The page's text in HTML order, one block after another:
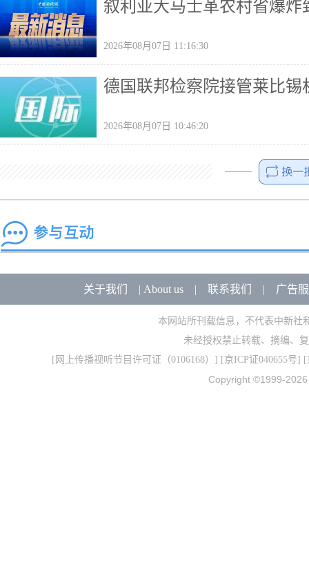
叙利亚大马士革农村省爆炸
2026年08月07日 11:16:30
德国联邦检察院接管莱比
2026年08月07日 10:46:20
关于我们 | About us| 联系我们 | 广告
本网站所刊载信息，不代表中新社
未经授权禁止转载、摘编、
[ 网上传播视听节目许可证（0106168） ] [京ICP证040655号] [
Copyright ©1999-